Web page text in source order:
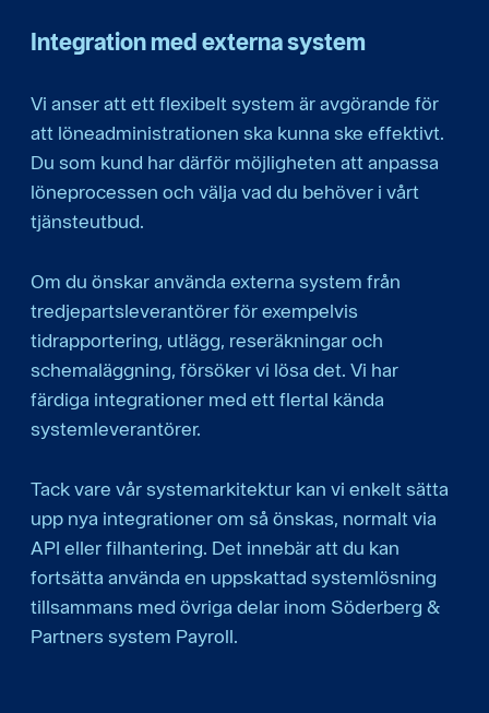
Integration med externa system
Vi anser att ett flexibelt system är avgörande för
att löneadministrationen ska kunna ske effektivt.
Du som kund har därför möjligheten att anpassa
löneprocessen och välja vad du behöver i vårt
tjänsteutbud.
Om du önskar använda externa system från
tredjepartsleverantörer för exempelvis
tidrapportering, utlägg, reseräkningar och
schemaläggning, försöker vi lösa det. Vi har
färdiga integrationer med ett flertal kända
systemleverantörer.
Tack vare vår systemarkitektur kan vi enkelt sätta
upp nya integrationer om så önskas, normalt via
API eller filhantering. Det innebär att du kan
fortsätta använda en uppskattad systemlösning
tillsammans med övriga delar inom Söderberg &
Partners system Payroll.